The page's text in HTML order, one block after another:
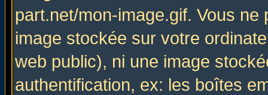
part.net/mon-image.gif. Vous
image stockée sur votre
web public), ni une image
authentification, ex: les boîtes